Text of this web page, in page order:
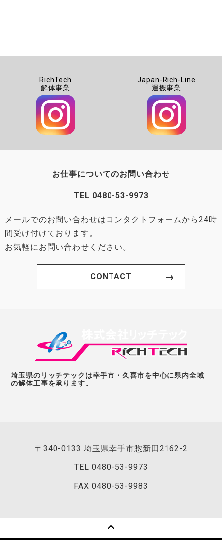
RichTech
解体事業
Japan-Rich-Line
運搬事業
お仕事についてのお問い合わせ
TEL 0480-53-9973
メールでのお問い合わせはコンタクトフォームから24時
間受け付けております。
お気軽にお問い合わせください。
CONTACT
埼玉県のリッチテックは幸手市・久喜市を中心に県内全域
の解体工事を承ります。
〒340-0133 埼玉県幸手市惣新田2162-2
TEL 0480-53-9973
FAX 0480-53-9983